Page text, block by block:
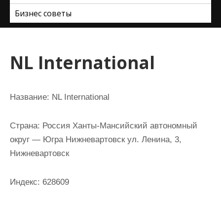
Бизнес советы
NL International
Название: NL International
Страна: Россия Ханты-Мансийский автономный
округ — Югра Нижневартовск ул. Ленина, 3,
Нижневартовск
Индекс: 628609